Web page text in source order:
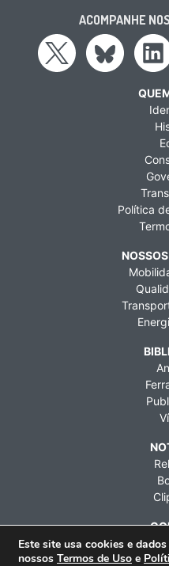
ACOMPANHE
Política
Fale
Este site usa cookies e
nossos Termos de Uso e